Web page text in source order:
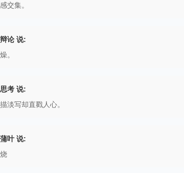
交集。
论 说:
。
考 说:
淡写却直戳人心。
叶 说: